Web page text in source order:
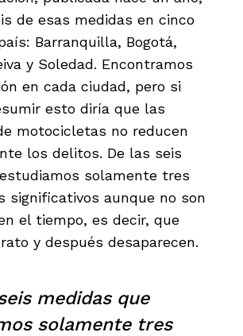
de esas medidas en cinco
Barranquilla, Bogotá,
y Soledad. Encontramos
en cada ciudad, pero si
esto diría que las
motocicletas no reducen
los delitos. De las seis
solamente tres
significativos aunque no son
el tiempo, es decir, que
y después desaparecen.
medidas que
solamente tres